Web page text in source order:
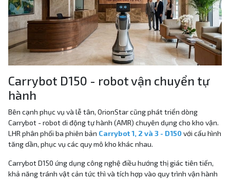
Carrybot D150 - robot vận chuyển tự
hành
Bên cạnh phục vụ và lễ tân, OrionStar cũng phát triển dòng
Carrybot - robot di động tự hành (AMR) chuyên dụng cho kho vận.
LHR phân phối ba phiên bản Carrybot 1, 2 và 3 - D150với cấu hình
tăng dần, phục vụ các quy mô kho khác nhau.
Carrybot D150 ứng dụng công nghệ điều hướng thị giác tiên tiến,
khả năng tránh vật cản tức thì và tích hợp vào quy trình vận hành